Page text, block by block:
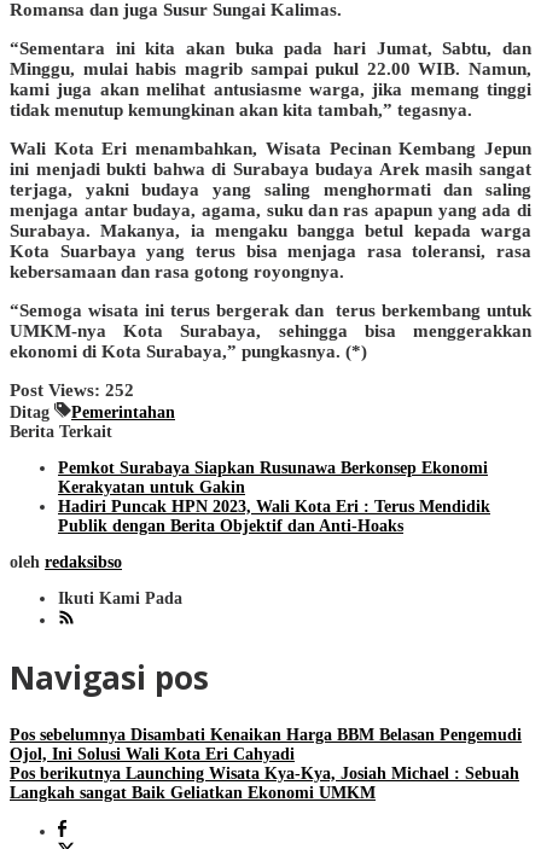
Romansa dan juga Susur Sungai Kalimas.
“Sementara ini kita akan buka pada hari Jumat, Sabtu, dan
Minggu, mulai habis magrib sampai pukul 22.00 WIB. Namun,
kami juga akan melihat antusiasme warga, jika memang tinggi
tidak menutup kemungkinan akan kita tambah,” tegasnya.
Wali Kota Eri menambahkan, Wisata Pecinan Kembang Jepun
ini menjadi bukti bahwa di Surabaya budaya Arek masih sangat
terjaga, yakni budaya yang saling menghormati dan saling
menjaga antar budaya, agama, suku dan ras apapun yang ada di
Surabaya. Makanya, ia mengaku bangga betul kepada warga
Kota Suarbaya yang terus bisa menjaga rasa toleransi, rasa
kebersamaan dan rasa gotong royongnya.
“Semoga wisata ini terus bergerak dan terus berkembang untuk
UMKM-nya Kota Surabaya, sehingga bisa menggerakkan
ekonomi di Kota Surabaya,” pungkasnya. (*)
Post Views: 252
Ditag
Pemerintahan
Berita Terkait
Pemkot Surabaya Siapkan Rusunawa Berkonsep Ekonomi
Kerakyatan untuk Gakin
Hadiri Puncak HPN 2023, Wali Kota Eri : Terus Mendidik
Publik dengan Berita Objektif dan Anti-Hoaks
oleh redaksibso
Ikuti Kami Pada
Navigasi pos
Pos sebelumnya Disambati Kenaikan Harga BBM Belasan Pengemudi
Ojol, Ini Solusi Wali Kota Eri Cahyadi
Pos berikutnya Launching Wisata Kya-Kya, Josiah Michael : Sebuah
Langkah sangat Baik Geliatkan Ekonomi UMKM